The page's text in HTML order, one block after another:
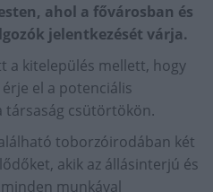
ahol a fővárosban és
jelentkezését várja.
a kitelepülés mellett, hogy
el a potenciális
társaság csütörtökön.
toborzóirodában két
akik az állásinterjú és
munkával